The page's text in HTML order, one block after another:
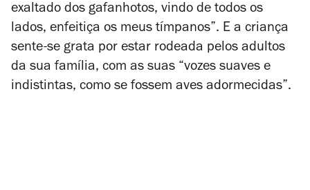
exaltado dos gafanhotos, vindo de todos os
lados, enfeitiça os meus tímpanos”. E a criança
sente-se grata por estar rodeada pelos adultos
da sua família, com as suas “vozes suaves e
indistintas, como se fossem aves adormecidas”.